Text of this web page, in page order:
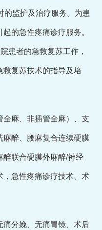
的监护及治疗服务。为患
的急性疼痛诊疗服务。
患者的急救复苏工作，
救复苏技术的指导及培
麻、非插管全麻）、支
麻醉、腰麻复合连续硬膜
醉联合硬膜外麻醉/神经
，急性疼痛诊疗技术、术
痛分娩、无痛胃镜、术后